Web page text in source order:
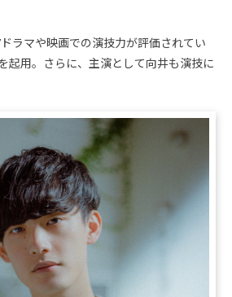
ラマや映画での演技力が評価されてい
起用。さらに、主演として向井も演技に